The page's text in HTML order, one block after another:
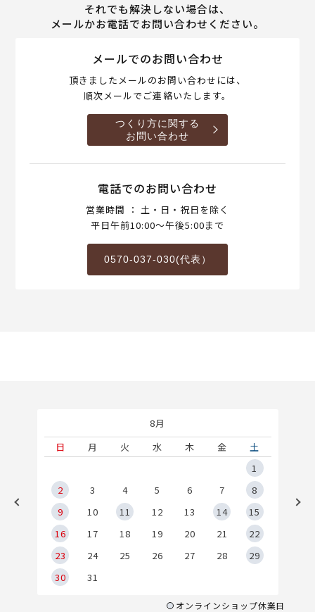
それでも解決しない場合は、
メールかお電話でお問い合わせください。
メールでのお問い合わせ
頂きましたメールのお問い合わせには、
順次メールでご連絡いたします。
つくり方に関する
お問い合わせ
電話でのお問い合わせ
営業時間 ： 土・日・祝日を除く
平日午前10:00～午後5:00まで
0570-037-030(代表）
8月
日
月 火 水 木 金
土
1
2
3 4 5 6 7
8
9
10 11 12 13 14
15
16
17 18 19 20 21
22
23
24 25 26 27 28
29
30
31
オンラインショップ休業日